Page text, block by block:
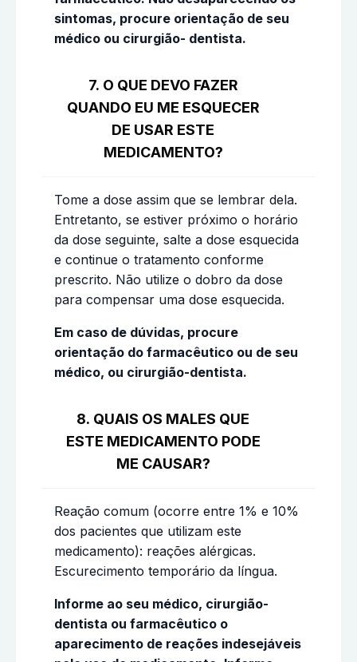
sintomas, procure orientação de seu
médico ou cirurgião- dentista.
7. O QUE DEVO FAZER
QUANDO EU ME ESQUECER
DE USAR ESTE
MEDICAMENTO?
Tome a dose assim que se lembrar dela.
Entretanto, se estiver próximo o horário
da dose seguinte, salte a dose esquecida
e continue o tratamento conforme
prescrito. Não utilize o dobro da dose
para compensar uma dose esquecida.
Em caso de dúvidas, procure
orientação do farmacêutico ou de seu
médico, ou cirurgião-dentista.
8. QUAIS OS MALES QUE
ESTE MEDICAMENTO PODE
ME CAUSAR?
Reação comum (ocorre entre 1% e 10%
dos pacientes que utilizam este
medicamento): reações alérgicas.
Escurecimento temporário da língua.
Informe ao seu médico, cirurgião-
dentista ou farmacêutico o
aparecimento de reações indesejáveis